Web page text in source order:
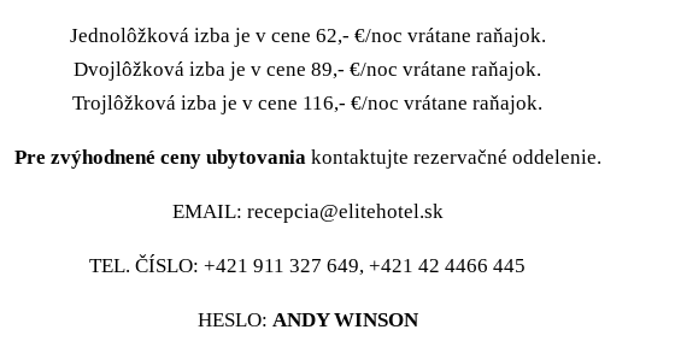
Jednolôžková izba je v cene 62,- €/noc vrátane raňajok.
Dvojlôžková izba je v cene 89,- €/noc vrátane raňajok.
Trojlôžková izba je v cene 116,- €/noc vrátane raňajok.
Pre zvýhodnené ceny ubytovaniakontaktujte rezervačné oddelenie.
EMAIL: recepcia@elitehotel.sk
TEL. ČÍSLO: +421 911 327 649, +421 42 4466 445
HESLO: ANDY WINSON